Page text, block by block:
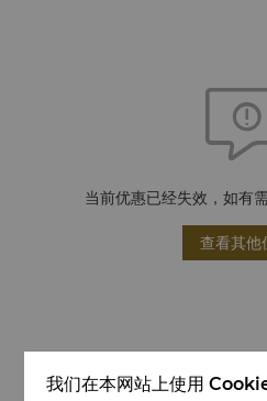
当前优惠已经失效，如有
查看其他
我们在本网站上使用